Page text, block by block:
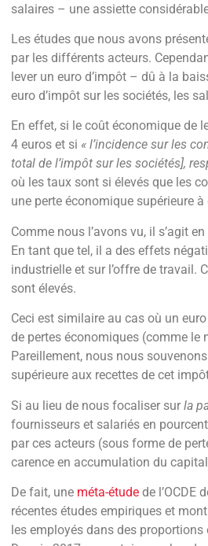
salaires – une assiette
Les études que nous avons
par les différents acteurs.
lever un euro d’impôt – dû à la
euro d’impôt sur les sociétés, les
En effet, si le coût économique de
4 euros et si « l’incidence sur les
total de l’impôt sur les sociétés],
où les taux sont si élevés que les
une perte économique supérieure
Comme nous l’avons vu, il s’agit
En tant que tel, il a des effets
industrielle et sur l’offre de travail.
sont élevés.
Ceci est similaire au cas où un
de pertes économiques (comme le
Pareillement, nous nous
supérieure aux recettes de cet
Si au lieu de nous focaliser sur la
fournisseurs et salariés en
par ces acteurs (sous forme de
carence en accumulation du
De fait, une méta-étude de l’OCDE
récentes études empiriques et
les employés dans des